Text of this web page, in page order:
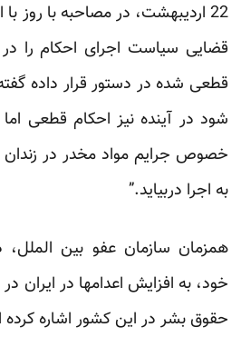
22 اردیبهشت، در مصاحبه با روز
قضایی سیاست اجرای احکام را
قطعی شده در دستور قرار داده
شود در آینده نیز احکام قطعی
خصوص جرایم مواد مخدر در زندان
به اجرا دربیاید.”
همزمان سازمان عفو بین الملل،
خود، به افزایش اعدامها در ایران
حقوق بشر در این کشور اشاره